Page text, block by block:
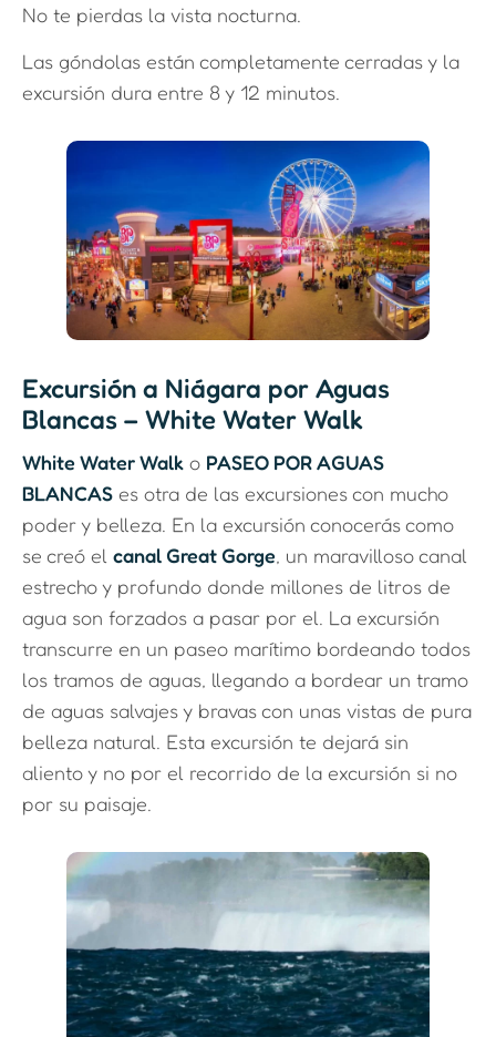
No te pierdas la vista nocturna.
Las góndolas están completamente cerradas y la
excursión dura entre 8 y 12 minutos.
Excursión a Niágara por Aguas
Blancas – White Water Walk
White Water Walk o PASEO POR AGUAS
BLANCAS es otra de las excursiones con mucho
poder y belleza. En la excursión conocerás como
se creó el canal Great Gorge, un maravilloso canal
estrecho y profundo donde millones de litros de
agua son forzados a pasar por el. La excursión
transcurre en un paseo marítimo bordeando todos
los tramos de aguas, llegando a bordear un tramo
de aguas salvajes y bravas con unas vistas de pura
belleza natural. Esta excursión te dejará sin
aliento y no por el recorrido de la excursión si no
por su paisaje.